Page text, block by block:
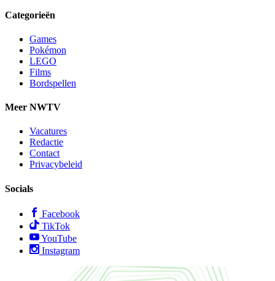
Categorieën
Games
Pokémon
LEGO
Films
Bordspellen
Meer NWTV
Vacatures
Redactie
Contact
Privacybeleid
Socials
Facebook
TikTok
YouTube
Instagram